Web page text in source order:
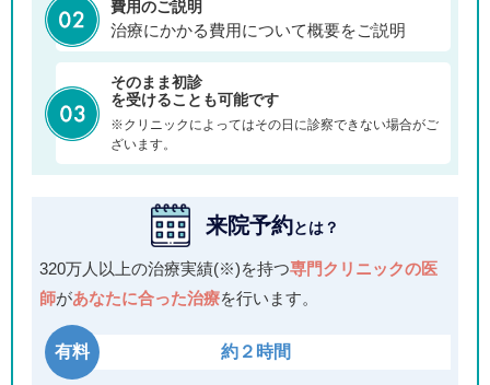
費用のご説明
治療にかかる費用について概要をご説明
そのまま初診
を受けることも可能です
※クリニックによってはその日に診察できない場合がご
ざいます。
来院予約とは？
320万人以上の治療実績(※)を持つ専門クリニックの医
師があなたに合った治療を行います。
有料 約２時間